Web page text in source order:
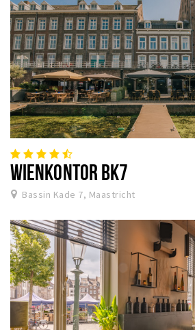
WIENKONTOR BK7
Bassin Kade 7, Maastricht